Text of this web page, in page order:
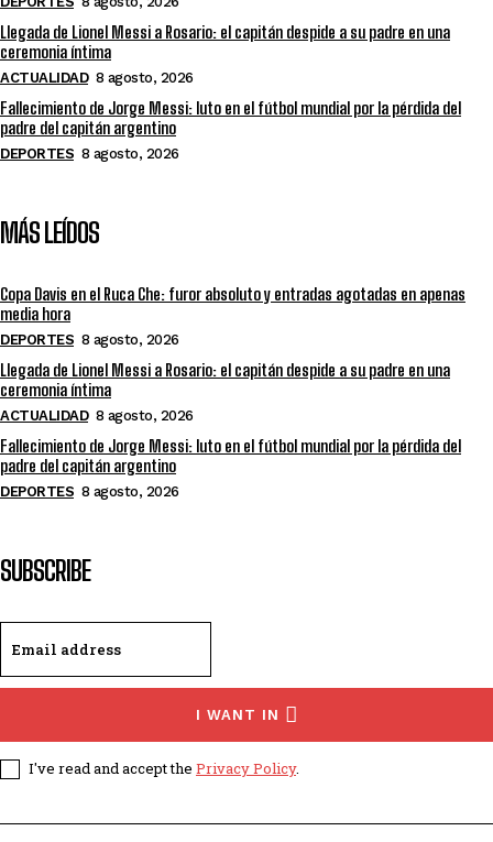
Llegada de Lionel Messi a Rosario: el capitán despide a su padre en una
ceremonia íntima
ACTUALIDAD 8 agosto, 2026
Fallecimiento de Jorge Messi: luto en el fútbol mundial por la pérdida del
padre del capitán argentino
DEPORTES 8 agosto, 2026
MÁS LEÍDOS
Copa Davis en el Ruca Che: furor absoluto y entradas agotadas en apenas
media hora
DEPORTES 8 agosto, 2026
Llegada de Lionel Messi a Rosario: el capitán despide a su padre en una
ceremonia íntima
ACTUALIDAD 8 agosto, 2026
Fallecimiento de Jorge Messi: luto en el fútbol mundial por la pérdida del
padre del capitán argentino
DEPORTES 8 agosto, 2026
SUBSCRIBE
I WANT IN
I've read and accept the Privacy Policy.